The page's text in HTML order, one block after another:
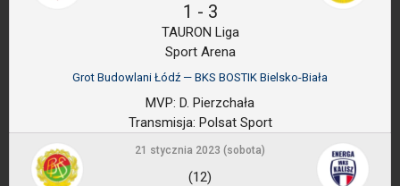
1 - 3
TAURON Liga
Sport Arena
Grot Budowlani Łódź — BKS BOSTIK Bielsko-Biała
MVP: D. Pierzchała
Transmisja: Polsat Sport
21 stycznia 2023 (sobota)
(12)